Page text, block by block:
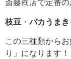
斎藤商店で定番
枝豆 ・バカうまき
この三種類から
り」になります！